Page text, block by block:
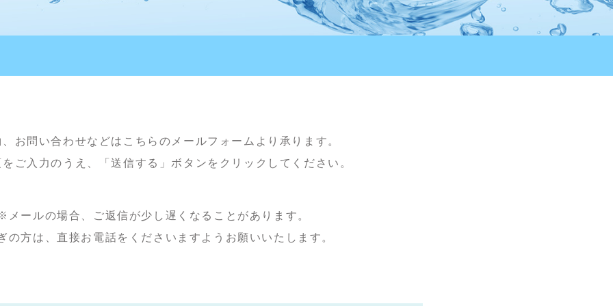
お問い合わせなどはこちらのメールフォームより承ります。
ご入力のうえ、「送信する」ボタンをクリックしてください。
メールの場合、ご返信が少し遅くなることがあります。
の方は、直接お電話をくださいますようお願いいたします。